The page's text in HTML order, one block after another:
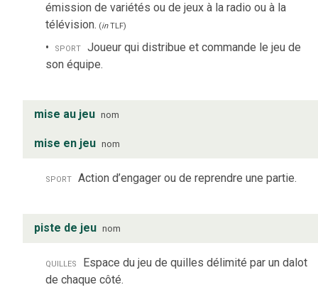
émission de variétés ou de jeux à la radio ou à la
télévision. (inTLF)
sport Joueur qui distribue et commande le jeu de
son équipe.
mise au jeu nom
mise en jeu nom
sport Action d’engager ou de reprendre une partie.
piste de jeu nom
quilles
Espace du jeu de quilles délimité par un dalot
de chaque côté.